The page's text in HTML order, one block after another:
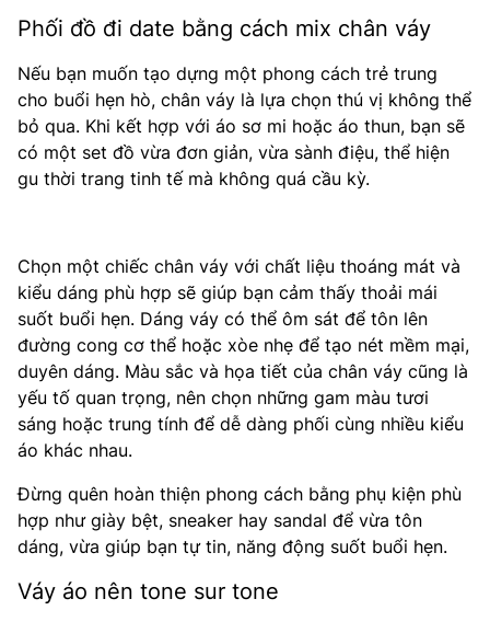
Phối đồ đi date bằng cách mix chân váy
Nếu bạn muốn tạo dựng một phong cách trẻ trung
cho buổi hẹn hò, chân váy là lựa chọn thú vị không thể
bỏ qua. Khi kết hợp với áo sơ mi hoặc áo thun, bạn sẽ
có một set đồ vừa đơn giản, vừa sành điệu, thể hiện
gu thời trang tinh tế mà không quá cầu kỳ.
Chọn một chiếc chân váy với chất liệu thoáng mát và
kiểu dáng phù hợp sẽ giúp bạn cảm thấy thoải mái
suốt buổi hẹn. Dáng váy có thể ôm sát để tôn lên
đường cong cơ thể hoặc xòe nhẹ để tạo nét mềm mại,
duyên dáng. Màu sắc và họa tiết của chân váy cũng là
yếu tố quan trọng, nên chọn những gam màu tươi
sáng hoặc trung tính để dễ dàng phối cùng nhiều kiểu
áo khác nhau.
Đừng quên hoàn thiện phong cách bằng phụ kiện phù
hợp như giày bệt, sneaker hay sandal để vừa tôn
dáng, vừa giúp bạn tự tin, năng động suốt buổi hẹn.
Váy áo nên tone sur tone